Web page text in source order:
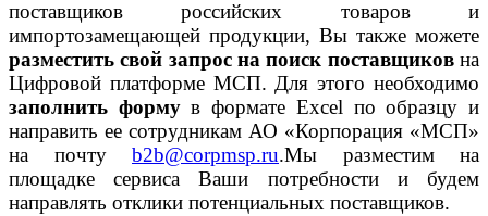
поставщиков российских товаров и
импортозамещающей продукции, Вы также можете
разместить свой запрос на поиск поставщиков на
Цифровой платформе МСП. Для этого необходимо
заполнить формув формате Excel по образцу и
направить ее сотрудникам АО «Корпорация «МСП»
на почту b2b@corpmsp.ru.Мы разместим на
площадке сервиса Ваши потребности и будем
направлять отклики потенциальных поставщиков.